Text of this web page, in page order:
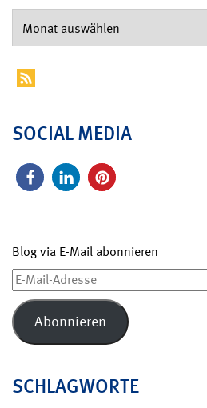
SOCIAL MEDIA
Blog via E-Mail abonnieren
E-
Mail-
Adresse
Abonnieren
SCHLAGWORTE